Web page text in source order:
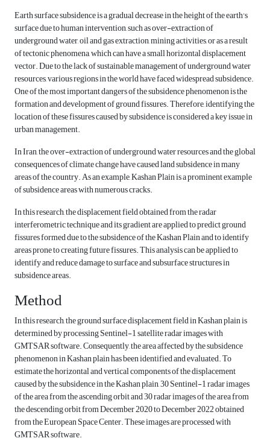
Earth surface subsidence is a gradual decrease in the height of the earth's
surface due to human intervention, such as over-extraction of
underground water, oil and gas extraction, mining activities, or as a result
of tectonic phenomena, which can have a small horizontal displacement
vector. Due to the lack of sustainable management of underground water
resources, various regions in the world have faced widespread subsidence.
One of the most important dangers of the subsidence phenomenon is the
formation and development of ground fissures. Therefore, identifying the
location of these fissures caused by subsidence is considered a key issue in
urban management.
In Iran, the over-extraction of underground water resources and the global
consequences of climate change have caused land subsidence in many
areas of the country. As an example, Kashan Plain is a prominent example
of subsidence areas with numerous cracks.
In this research, the displacement field obtained from the radar
interferometric technique and its gradient are applied to predict ground
fissures formed due to the subsidence of the Kashan Plain and to identify
areas prone to creating future fissures. This analysis can be applied to
identify and reduce damage to surface and subsurface structures in
subsidence areas.
Method
In this research, the ground surface displacement field in Kashan plain is
determined by processing Sentinel-1 satellite radar images with
GMTSAR software. Consequently, the area affected by the subsidence
phenomenon in Kashan plain has been identified and evaluated. To
estimate the horizontal and vertical components of the displacement
caused by the subsidence in the Kashan plain, 30 Sentinel-1 radar images
of the area from the ascending orbit and 30 radar images of the area from
the descending orbit from December 2020 to December 2022 obtained
from the European Space Center. These images are processed with
GMTSAR software.